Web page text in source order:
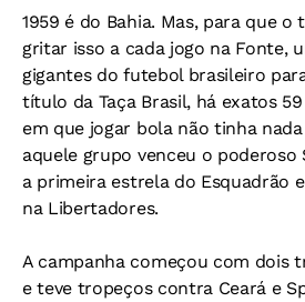
1959 é do Bahia. Mas, para que
gritar isso a cada jogo na Fonte,
gigantes do futebol brasileiro
título da Taça Brasil, há exatos
em que jogar bola não tinha
aquele grupo venceu o poderoso
a primeira estrela do Esquadrão
na Libertadores.
A campanha começou com dois
e teve tropeços contra Ceará e